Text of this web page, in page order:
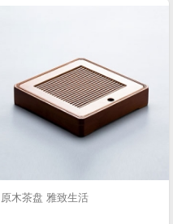
原木茶盘 雅致生活